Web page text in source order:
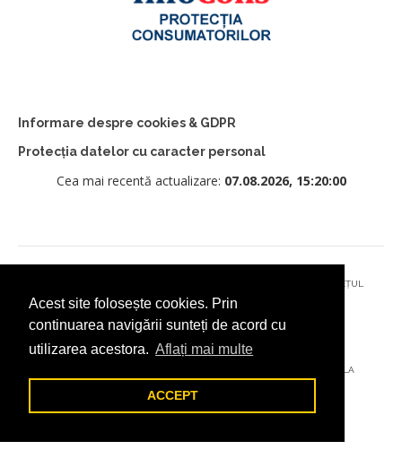
Acest site folosește cookies. Prin
continuarea navigării sunteți de acord cu
utilizarea acestora. Aflați mai multe
ACCEPT
Informare despre cookies & GDPR
Protecția datelor cu caracter personal
Cea mai recentă actualizare: 07.08.2026, 15:20:00
© 2026 - PRIMĂRIA MUNICIPIULUI CÂMPULUNG MOLDOVENESC, JUDEȚUL
SUCEAVA
AȚI ÎNTÂMPINAT O PROBLEMĂ TEHNICĂ? TRIMITEȚI-NE UN EMAIL LA
DIGITAL@ADDICTAD.RO